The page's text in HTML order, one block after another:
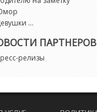
...
ПАРТНЕРОВ
релизы